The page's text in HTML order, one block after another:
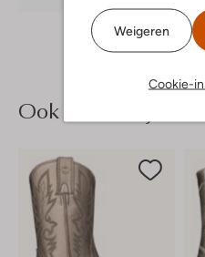
Weigeren
Cookie-
Ook iets voor jou?